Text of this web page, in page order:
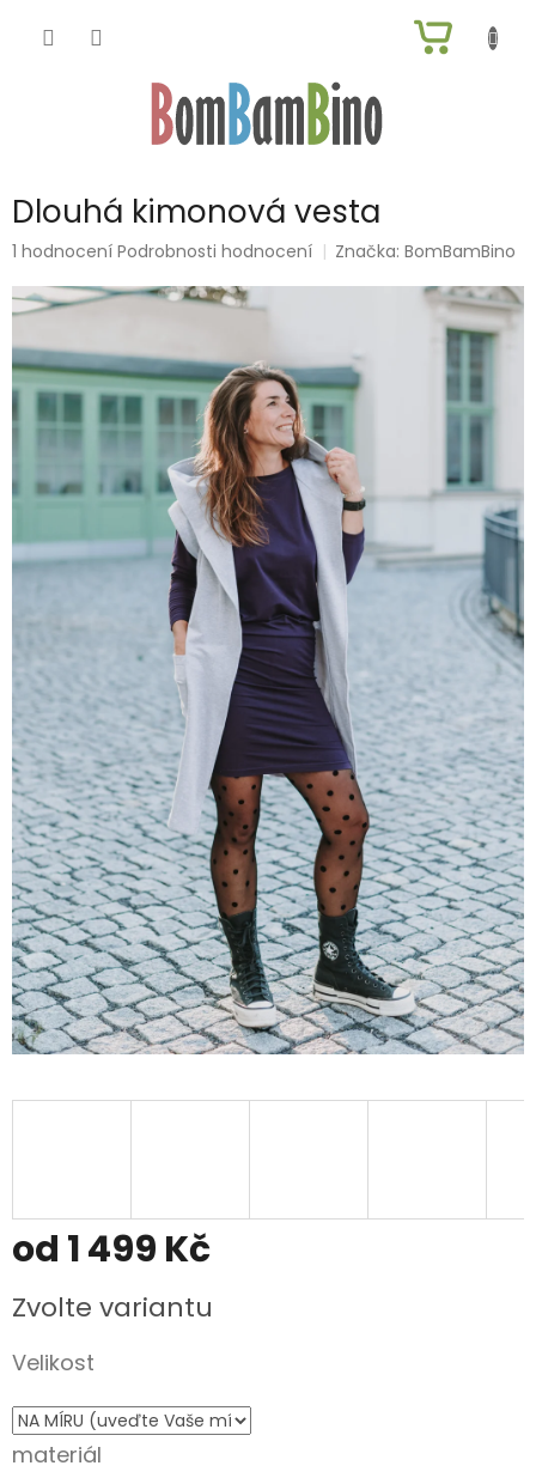
KOŠÍK
Dlouhá kimonová vesta
Průměrné
produktu
je
5,0
z
5
hvězdiček.
1 hodnocení Podrobnosti hodnocení Značka:BomBamBino
od 1 499 Kč
cena:
Zvolte variantu
Velikost
materiál